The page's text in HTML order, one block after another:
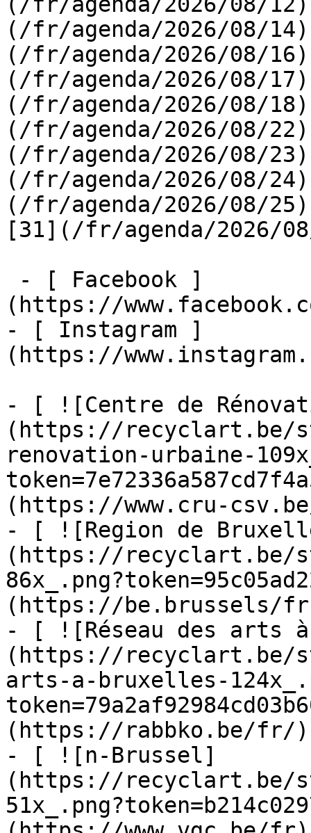
(/fr/agenda/2026/08/
(/fr/agenda/2026/08/
(/fr/agenda/2026/08/
(/fr/agenda/2026/08/
(/fr/agenda/2026/08/
(/fr/agenda/2026/08/
(/fr/agenda/2026/08/
(/fr/agenda/2026/08/
[31](/fr/agenda/
(https://
- [ Instagram ]
(https://
- [ ![Centre de
(https://recyclart.be/
renovation-urbaine-
(https://www.cru-
- [ ![Region de
(https://recyclart.be/
(https://be.brussels/
- [ ![Réseau des arts
(https://recyclart.be/
arts-a-bruxelles-
(https://rabbko.be/fr/)
- [ ![n-Brussel]
(https://recyclart.be/